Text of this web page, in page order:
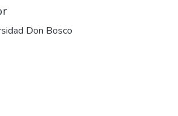
Don Bosco